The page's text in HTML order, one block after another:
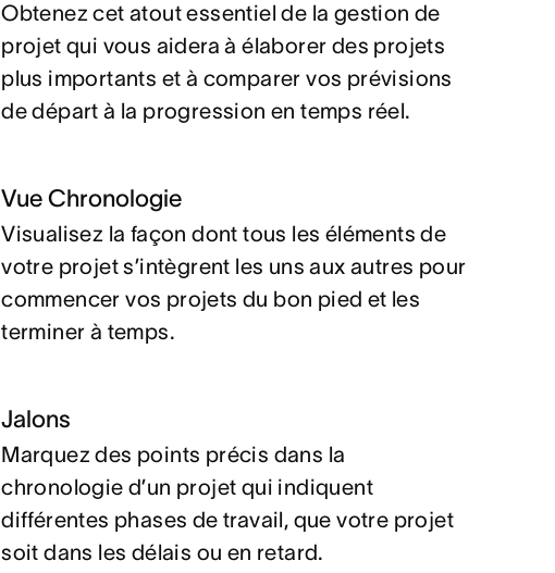
Obtenez cet atout essentiel de la gestion de
projet qui vous aidera à élaborer des projets
plus importants et à comparer vos prévisions
de départ à la progression en temps réel.
Vue Chronologie
Visualisez la façon dont tous les éléments de
votre projet s’intègrent les uns aux autres pour
commencer vos projets du bon pied et les
terminer à temps.
Jalons
Marquez des points précis dans la
chronologie d’un projet qui indiquent
différentes phases de travail, que votre projet
soit dans les délais ou en retard.